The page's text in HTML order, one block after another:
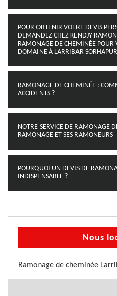
POUR OBTENIR VOTRE DEVIS
DEMANDEZ CHEZ KENDJY
RAMONAGE DE CHEMINÉE POUR
DOMAINE À LARRIBAR
RAMONAGE DE CHEMINÉE :
ACCIDENTS ?
NOTRE SERVICE DE RAMONAGE
RAMONAGE ET SES RAMONEURS
POURQUOI UN DEVIS DE
INDISPENSABLE ?
Nous
Ramonage de cheminée